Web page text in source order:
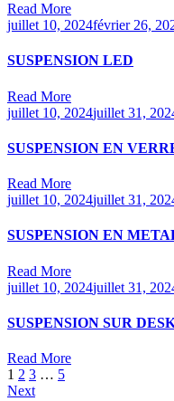
Read More
juillet 10, 2024février 26,
SUSPENSION LED
Read More
juillet 10, 2024juillet 31,
SUSPENSION EN
Read More
juillet 10, 2024juillet 31,
SUSPENSION EN
Read More
juillet 10, 2024juillet 31,
SUSPENSION SUR
Read More
1 2 3 … 5
Next